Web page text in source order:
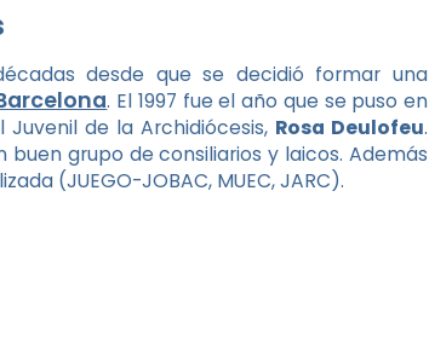
desde que se decidió formar una
. El 1997 fue el año que se puso en
de la Archidiócesis, Rosa Deulofeu.
buen grupo de consiliarios y laicos. Además
(JUEGO-JOBAC, MUEC, JARC).